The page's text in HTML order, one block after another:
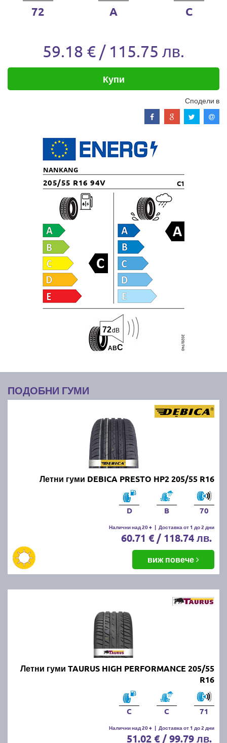
72 A C
59.18 € / 115.75 лв.
Купи
Сподели в
NANKANG
205/55 R16 94V C1
ABC
72dB
ПОДОБНИ ГУМИ
Летни гуми DEBICA PRESTO HP2 205/55 R16
D B 70
Налични над 20 + | Доставка от 1 до 2 дни
60.71 € / 118.74 лв.
виж повече
Летни гуми TAURUS HIGH PERFORMANCE 205/55
R16
C C 71
Налични над 20 + | Доставка от 1 до 2 дни
51.02 € / 99.79 лв.